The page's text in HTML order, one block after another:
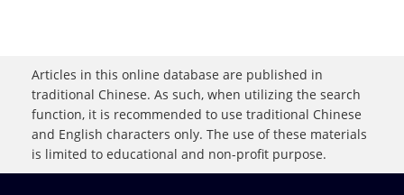
Articles in this online database are published in
traditional Chinese. As such, when utilizing the search
function, it is recommended to use traditional Chinese
and English characters only. The use of these materials
is limited to educational and non-profit purpose.